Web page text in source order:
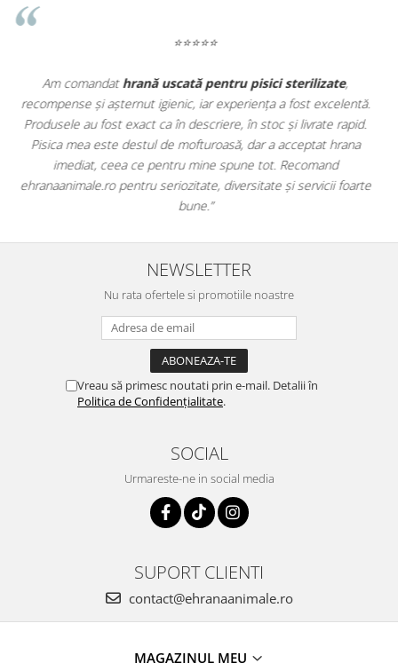
⭐⭐⭐⭐⭐
Apreciez foarte mult faptul că peehranaanimale.rogăsesc nu
doar hrană, ci și produse dinfarmacia veterinară:
antiparazitare, suplimente și soluții de îngrijire. Este foarte
comod să pot comanda tot ce am nevoie pentru animalul meu
dintr-un singur loc. Livrarea a fost rapidă, iar produsele au fost
originale și în termen. Magazin serios, bine organizat și foarte util
pentru orice stăpân de animale.
NEWSLETTER
Nu rata ofertele si promotiile noastre
Vreau să primesc noutati prin e-mail. Detalii în
Politica de Confidențialitate.
SOCIAL
Urmareste-ne in social media
SUPORT CLIENTI
contact@ehranaanimale.ro
MAGAZINUL MEU